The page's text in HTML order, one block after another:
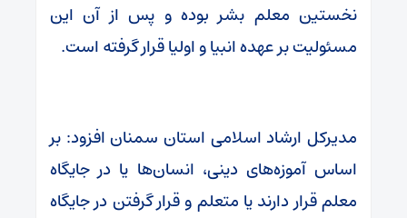
نخستین معلم بشر بوده و پس از آن این
مسئولیت بر عهده انبیا و اولیا قرار گرفته است.
مدیرکل ارشاد اسلامی استان سمنان افزود: بر
اساس آموزه‌های دینی، انسان‌ها یا در جایگاه
معلم قرار دارند یا متعلم و قرار گرفتن در جایگاه